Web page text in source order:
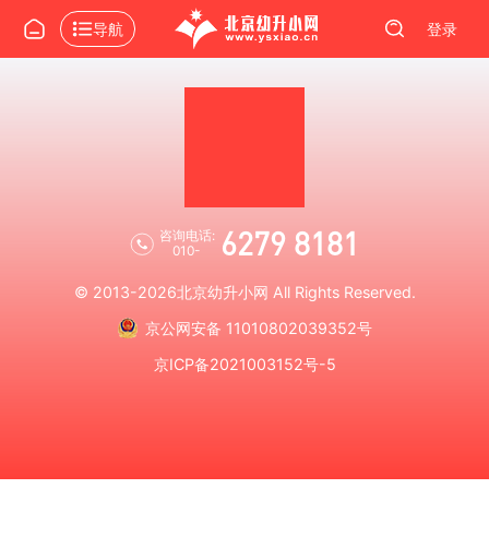
导航 登录
咨询电话:
010-
6279 8181
© 2013-2026北京幼升小网 All Rights Reserved.
京公网安备 11010802039352号
京ICP备2021003152号-5